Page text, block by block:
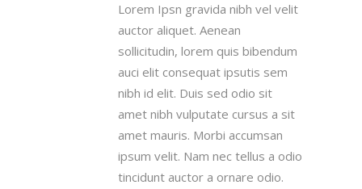
Lorem Ipsn gravida nibh vel velit
auctor aliquet. Aenean
sollicitudin, lorem quis bibendum
auci elit consequat ipsutis sem
nibh id elit. Duis sed odio sit
amet nibh vulputate cursus a sit
amet mauris. Morbi accumsan
ipsum velit. Nam nec tellus a odio
tincidunt auctor a ornare odio.